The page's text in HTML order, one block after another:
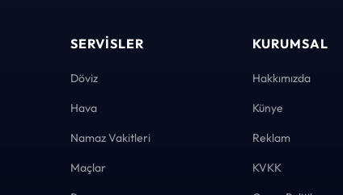
SERVISLER
Döviz
Hava
Namaz Vakitleri
Maçlar
KURUMSAL
Hakkımızda
Künye
Reklam
KVKK